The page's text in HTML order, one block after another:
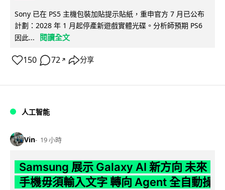
Sony 已在 PS5 主機包裝加貼提示貼紙，重申官方 7 月已公布
計劃：2028 年 1 月起停產新遊戲實體光碟。分析師預期 PS6
因此...
閱讀全文
150 72 ↗ 分享
人工智能
Vin 19 小時
Samsung 展示 Galaxy AI 新方向 未來
手機毋須輸入文字 轉向 Agent 全自動操